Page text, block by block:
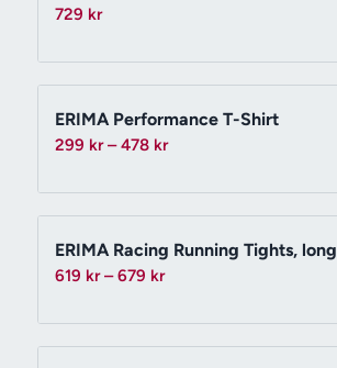
729 kr
ERIMA Performance T-Shirt
299 kr – 478 krPrisintervall:
till
478 kr
ERIMA Racing Running Tights, long
619 kr – 679 krPrisintervall:
till
679 kr